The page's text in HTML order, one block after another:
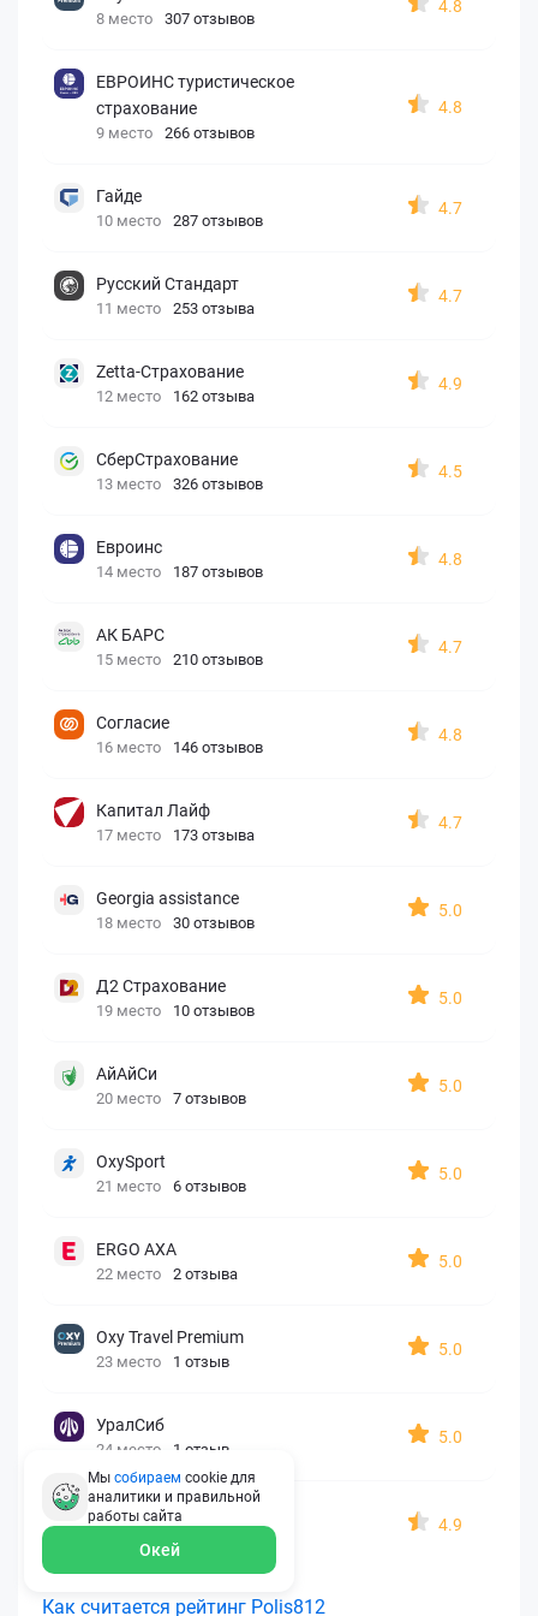
8 место 307 отзывов
4.8
ЕВРОИНС туристическое
страхование
9 место 266 отзывов
4.8
Гайде
10 место 287 отзывов
4.7
Русский Стандарт
11 место 253 отзыва
4.7
Zetta-Страхование
12 место 162 отзыва
4.9
СберСтрахование
13 место 326 отзывов
4.5
Евроинс
14 место 187 отзывов
4.8
АК БАРС
15 место 210 отзывов
4.7
Согласие
16 место 146 отзывов
4.8
Капитал Лайф
17 место 173 отзыва
4.7
Georgia assistance
18 место 30 отзывов
5.0
Д2 Страхование
19 место 10 отзывов
5.0
АйАйСи
20 место 7 отзывов
5.0
OxySport
21 место 6 отзывов
5.0
ERGO AXA
22 место 2 отзыва
5.0
Oxy Travel Premium
23 место 1 отзыв
5.0
УралСиб
24 место 1 отзыв
5.0
МАКС
4.9
Как считается рейтинг Polis812
Мы собираем cookie для
аналитики и правильной
работы сайта
Окей